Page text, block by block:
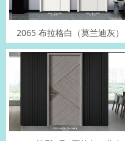
2065 布拉格白（莫兰迪灰）